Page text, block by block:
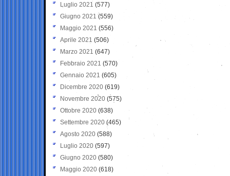
Luglio 2021 (577)
Giugno 2021(559)
Maggio 2021 (556)
Aprile 2021 (506)
Marzo 2021 (647)
Febbraio 2021 (570)
Gennaio 2021 (605)
Dicembre 2020 (619)
Novembre 2020 (575)
Ottobre 2020 (638)
Settembre 2020(465)
Agosto 2020 (588)
Luglio 2020 (597)
Giugno 2020 (580)
Maggio 2020 (618)